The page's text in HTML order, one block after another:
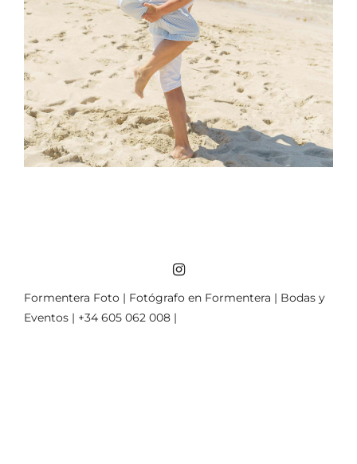
Formentera Foto | Fotógrafo en Formentera | Bodas y
Eventos | +34 605 062 008 |